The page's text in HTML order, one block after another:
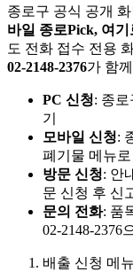
종로구 공식 공개
바일 종로Pick, 여
도 전화 접수 전용
02-2148-2376가 함
PC 신청: 종
기
모바일 신청:
폐기물 메뉴
방문 신청: 안
문 신청 후 신
문의 전화: 품
02-2148-2376
배출 신청 메